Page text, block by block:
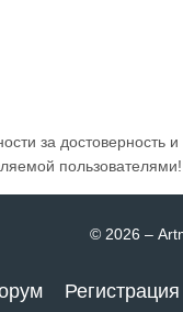
за достоверность и
пользователями!
© 2026 –
Регистрация